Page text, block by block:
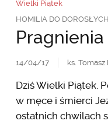
Wielki Piątek
HOMILIA DO DOROSŁYCH
14/04/17 ks. Tomasz
Dziś Wielki Piątek.
w męce i śmierci
ostatnich chwilach